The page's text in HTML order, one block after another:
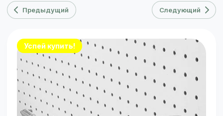
Предыдущий Следующий
Успей купить!